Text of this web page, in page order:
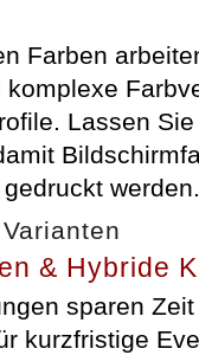
Farben
Lassen
werden.
& Hybride
sparen
kurzfristige